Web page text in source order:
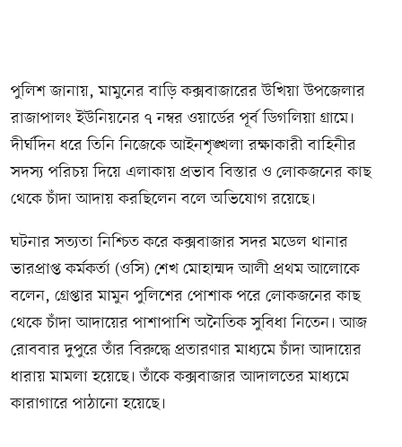
পুলিশ জানায়, মামুনের বাড়ি কক্সবাজারের উখিয়া উপজেলার
রাজাপালং ইউনিয়নের ৭ নম্বর ওয়ার্ডের পূর্ব ডিগলিয়া গ্রামে।
দীর্ঘদিন ধরে তিনি নিজেকে আইনশৃঙ্খলা রক্ষাকারী বাহিনীর
সদস্য পরিচয় দিয়ে এলাকায় প্রভাব বিস্তার ও লোকজনের কাছ
থেকে চাঁদা আদায় করছিলেন বলে অভিযোগ রয়েছে।
ঘটনার সত্যতা নিশ্চিত করে কক্সবাজার সদর মডেল থানার
ভারপ্রাপ্ত কর্মকর্তা (ওসি) শেখ মোহাম্মদ আলী প্রথম আলোকে
বলেন, গ্রেপ্তার মামুন পুলিশের পোশাক পরে লোকজনের কাছ
থেকে চাঁদা আদায়ের পাশাপাশি অনৈতিক সুবিধা নিতেন। আজ
রোববার দুপুরে তাঁর বিরুদ্ধে প্রতারণার মাধ্যমে চাঁদা আদায়ের
ধারায় মামলা হয়েছে। তাঁকে কক্সবাজার আদালতের মাধ্যমে
কারাগারে পাঠানো হয়েছে।